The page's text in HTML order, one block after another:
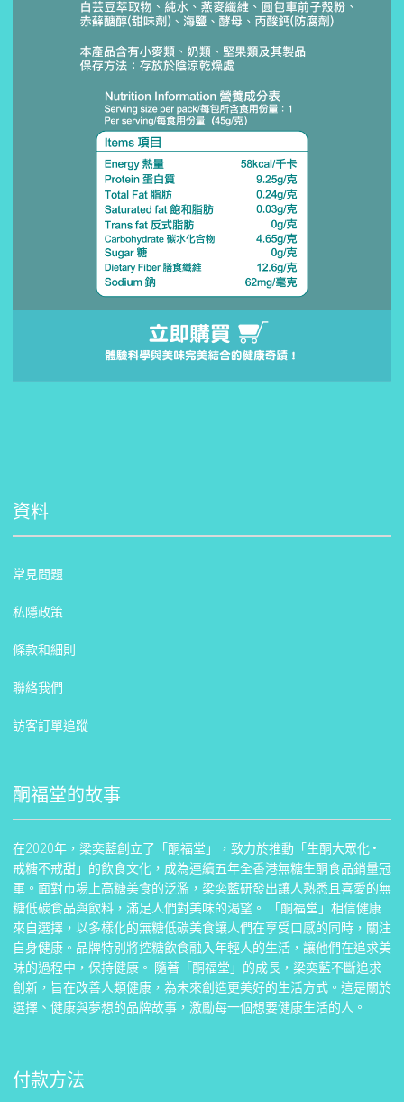
資料
常見問題
私隱政策
條款和細則
聯絡我們
訪客訂單追蹤
酮福堂的故事
在2020年，梁奕藍創立了「酮福堂」，致力於推動「生酮大眾化 •
戒糖不戒甜」的飲食文化，成為連續五年全香港無糖生酮食品銷量冠
軍。面對市場上高糖美食的泛濫，梁奕藍研發出讓人熟悉且喜愛的無
糖低碳食品與飲料，滿足人們對美味的渴望。 「酮福堂」相信健康
來自選擇，以多樣化的無糖低碳美食讓人們在享受口感的同時，關注
自身健康。品牌特別將控糖飲食融入年輕人的生活，讓他們在追求美
味的過程中，保持健康。 隨著「酮福堂」的成長，梁奕藍不斷追求
創新，旨在改善人類健康，為未來創造更美好的生活方式。這是關於
選擇、健康與夢想的品牌故事，激勵每一個想要健康生活的人。
付款方法